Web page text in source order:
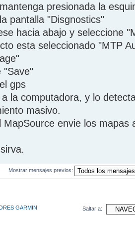
presionada la
pantalla "Disgnostics"
hacia abajo y seleccione
esta seleccionado "MTP
"Save"
gps
la computadora, y lo
masivo.
MapSource envie los mapas
Mostrar mensajes previos:
GARMIN Saltar a: